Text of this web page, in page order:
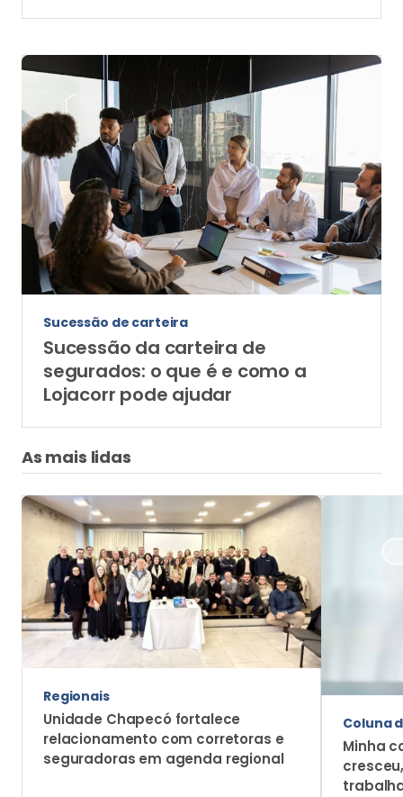
Sucessão de carteira
Sucessão da carteira de
segurados: o que é e como a
Lojacorr pode ajudar
As mais lidas
Regionais
Unidade Chapecó fortalece
relacionamento com corretoras e
seguradoras em agenda regional
Coluna
Minha